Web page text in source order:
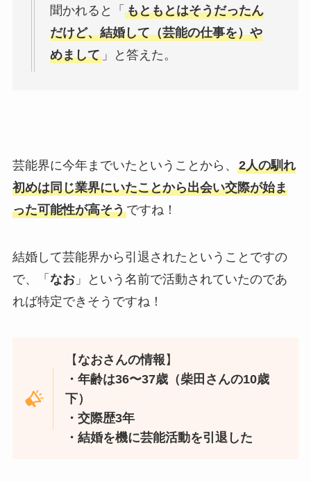
聞かれると「 もともとはそうだったん
だけど、結婚して（芸能の仕事を）や
めまして」と答えた。
芸能界に今年までいたということから、 2人の馴れ
初めは同じ業界にいたことから出会い交際が始ま
った可能性が高そうですね！
結婚して芸能界から引退されたということですの
で、「 なお」という名前で活動されていたのであ
れば特定できそうですね！
【なおさんの情報 】
・年齢は36〜37歳（柴田さんの10歳
下）
・交際歴3年
・結婚を機に芸能活動を引退した